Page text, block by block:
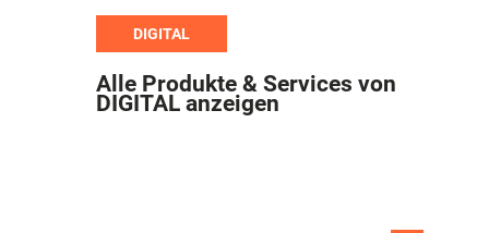
DIGITAL
Alle Produkte & Services von
DIGITAL anzeigen